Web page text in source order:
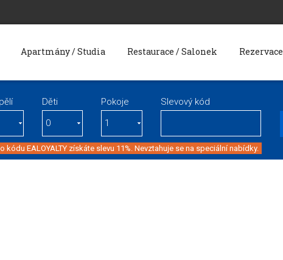
Apartmány / Studia Restaurace / Salonek Rezervace
Děti Pokoje Slevový kód
EALOYALTY získáte slevu 11%. Nevztahuje se na speciální nabídky.